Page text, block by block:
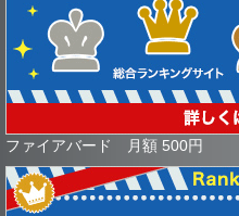
ファイアバード 月額 500円